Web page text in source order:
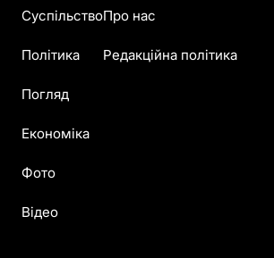
Суспільство
Політика
Погляд
Економіка
Фото
Відео
Про нас
Редакційна політика